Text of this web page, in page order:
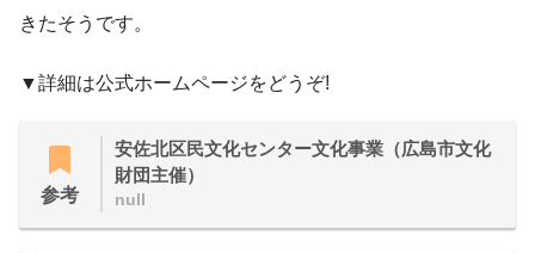
きたそうです。
▼詳細は公式ホームページをどうぞ!
参考
安佐北区民文化センター文化事業（広島市文化
財団主催）
null